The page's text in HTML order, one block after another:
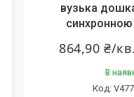
вузька
864,90 ₴/
В